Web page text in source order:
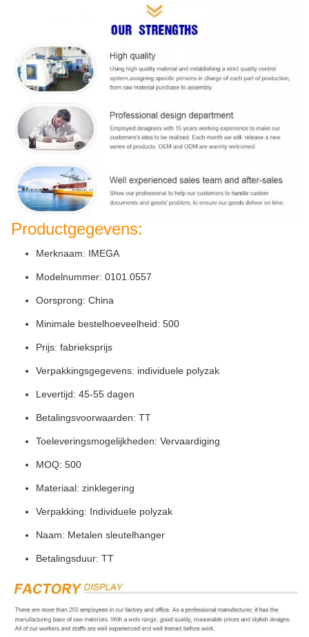
Productgegevens:
Merknaam: IMEGA
Modelnummer: 0101.0557
Oorsprong: China
Minimale bestelhoeveelheid: 500
Prijs: fabrieksprijs
Verpakkingsgegevens: individuele polyzak
Levertijd: 45-55 dagen
Betalingsvoorwaarden: TT
Toeleveringsmogelijkheden: Vervaardiging
MOQ: 500
Materiaal: zinklegering
Verpakking: Individuele polyzak
Naam: Metalen sleutelhanger
Betalingsduur: TT